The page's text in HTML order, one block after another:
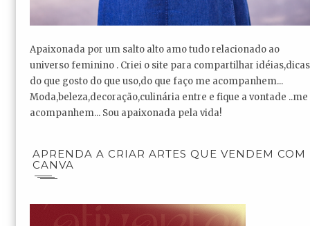
Apaixonada por um salto alto amo tudo relacionado ao
universo feminino . Criei o site para compartilhar idéias,dicas
do que gosto do que uso,do que faço me acompanhem...
Moda,beleza,decoração,culinária entre e fique a vontade ..me
acompanhem... Sou apaixonada pela vida!
APRENDA A CRIAR ARTES QUE VENDEM COM
CANVA